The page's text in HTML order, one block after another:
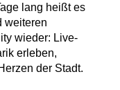
lang heißt es
weiteren
wieder: Live-
erleben,
der Stadt.